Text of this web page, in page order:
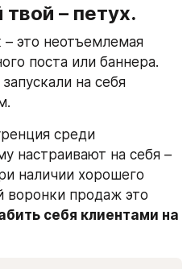
– петух.
это неотъемлемая
поста или баннера.
на себя
среди
настраивают на себя –
наличии хорошего
себя клиентами на